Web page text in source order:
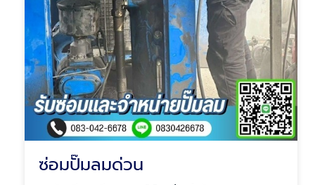
ซ่อมปั๊มลมด่วน